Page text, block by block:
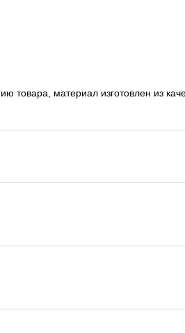
товара, материал изготовлен из